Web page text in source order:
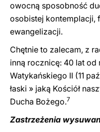
owocną sposobność
osobistej kontemplacji,
ewangelizacji.
Chętnie to zalecam, z
inną rocznicę: 40 lat
Watykańskiego II (11
łaski » jaką Kościół
Ducha Bożego.7
Zastrzeżenia